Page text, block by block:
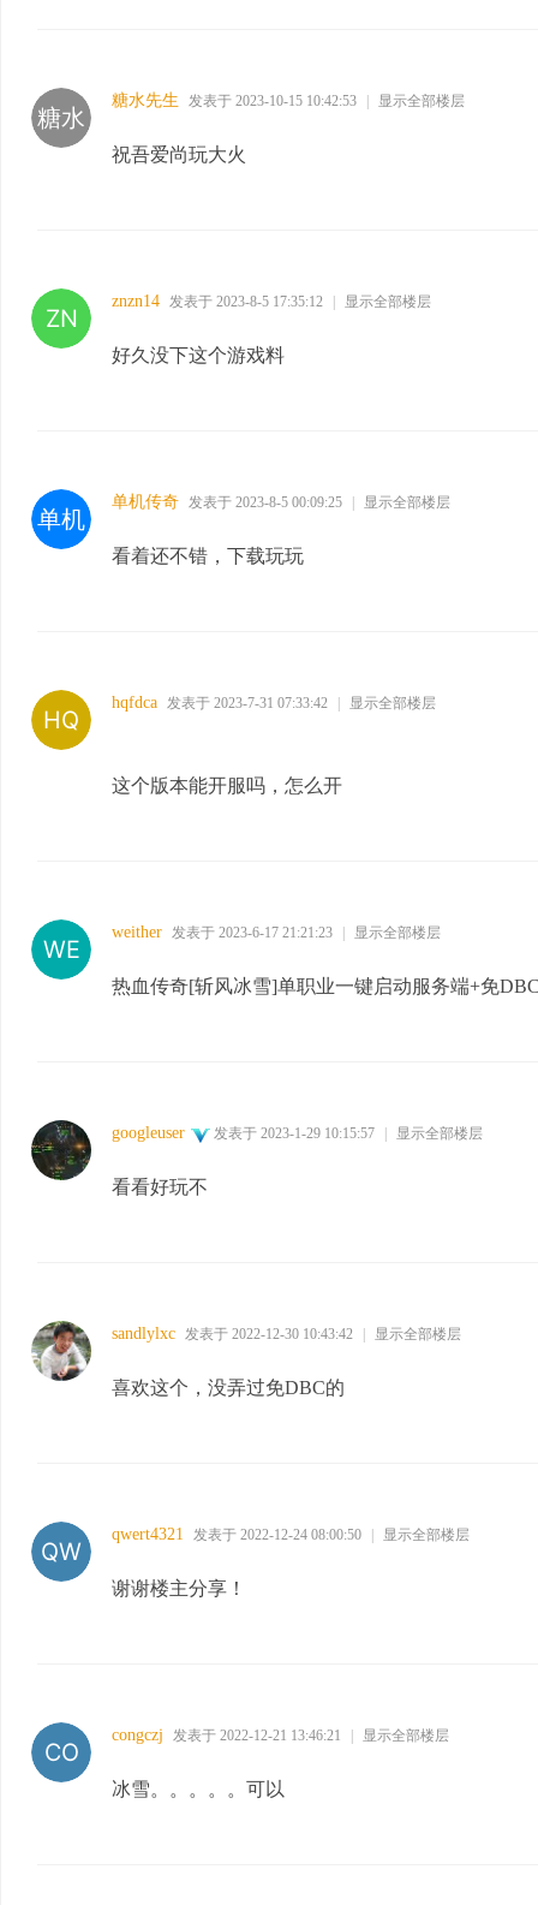
糖水先生 发表于 2023-10-15 10:42:53 显示全部楼层
祝吾爱尚玩大火
znzn14 发表于 2023-8-5 17:35:12 显示全部楼层
好久没下这个游戏料
单机传奇 发表于 2023-8-5 00:09:25 显示全部楼层
看着还不错，下载玩玩
hqfdca 发表于 2023-7-31 07:33:42 显示全部楼层
这个版本能开服吗，怎么开
weither 发表于 2023-6-17 21:21:23 显示全部楼层
热血传奇[斩风冰雪]单职业一键启动服务端+免
googleuser 发表于 2023-1-29 10:15:57 显示全部楼层
看看好玩不
sandlylxc 发表于 2022-12-30 10:43:42 显示全部楼层
喜欢这个，没弄过免DBC的
qwert4321 发表于 2022-12-24 08:00:50 显示全部楼层
谢谢楼主分享！
congczj 发表于 2022-12-21 13:46:21 显示全部楼层
冰雪。。。。。可以